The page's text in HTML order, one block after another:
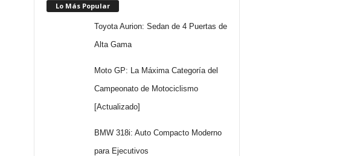
Lo Más Popular
Toyota Aurion: Sedan de 4 Puertas de
Alta Gama
Moto GP: La Máxima Categoría del
Campeonato de Motociclismo
[Actualizado]
BMW 318i: Auto Compacto Moderno
para Ejecutivos